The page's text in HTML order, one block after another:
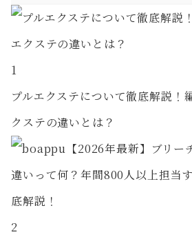
1
プルエクステについて徹底解説！
クステの違いとは？
2